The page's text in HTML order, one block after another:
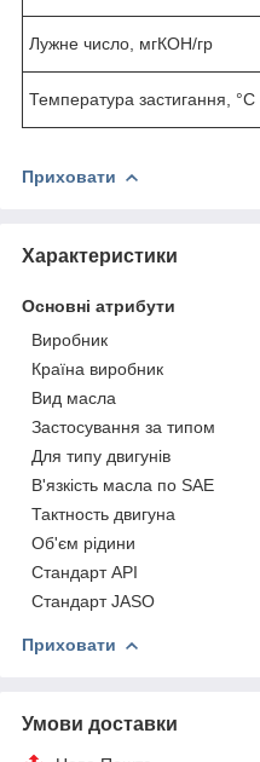
Лужне число, мгКОН/гр
Температура застигання, °С
Приховати
Характеристики
Основні атрибути
Виробник
Країна виробник
Вид масла
Застосування за типом
Для типу двигунів
В'язкість масла по SAE
Тактность двигуна
Об'єм рідини
Стандарт API
Стандарт JASO
Приховати
Умови доставки